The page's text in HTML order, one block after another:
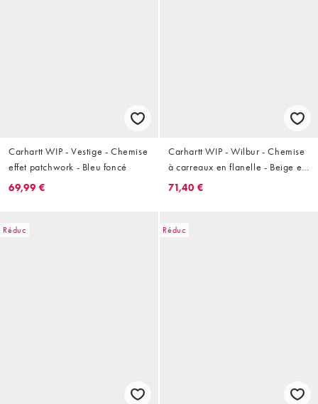
Carhartt WIP - Vestige - Chemise
effet patchwork - Bleu foncé
69,99 €
Carhartt WIP - Wilbur - Chemise
à carreaux en flanelle - Beige et
blanc
71,40 €
Réduc Réduc